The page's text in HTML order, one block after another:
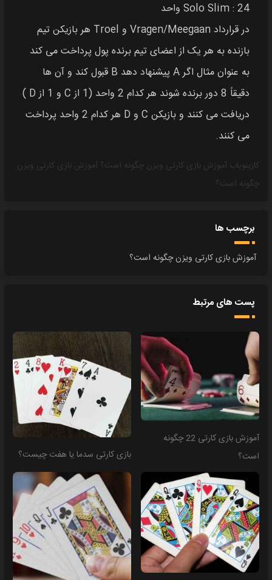
Solo Slim : 24 واحد
در قرارداد Vragen/Meegaan و Troel هر بازیکن تیم
بازنده به هر یک از اعضای تیم برنده پول پرداخت می‌ کند
به عنوان مثال اگر A پیشنهاد دهد B قبول کند و آن‌ ها
دقیقاً 8 دور برنده شوند هر کدام 2 واحد (1 از C و 1 از D )
دریافت می‌ کنند و بازیکن C و D هر کدام 2 واحد پرداخت
می‌ کنند.
کازینویاب آموزش بازی کارتی ویزن چگونه است؟ آموزش بازی کارتی ویزن
چگونه است؟
برچسب ها
آموزش بازی کارتی ویزن چگونه است؟
پست های مرتبط
آموزش بازی کارتی 22 چگونه
است؟
بازی کارتی سدما یا هفت چیست؟